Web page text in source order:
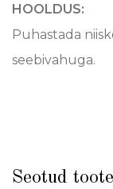
HOOLDUS:
Puhastada
seebivahuga.
Seotud